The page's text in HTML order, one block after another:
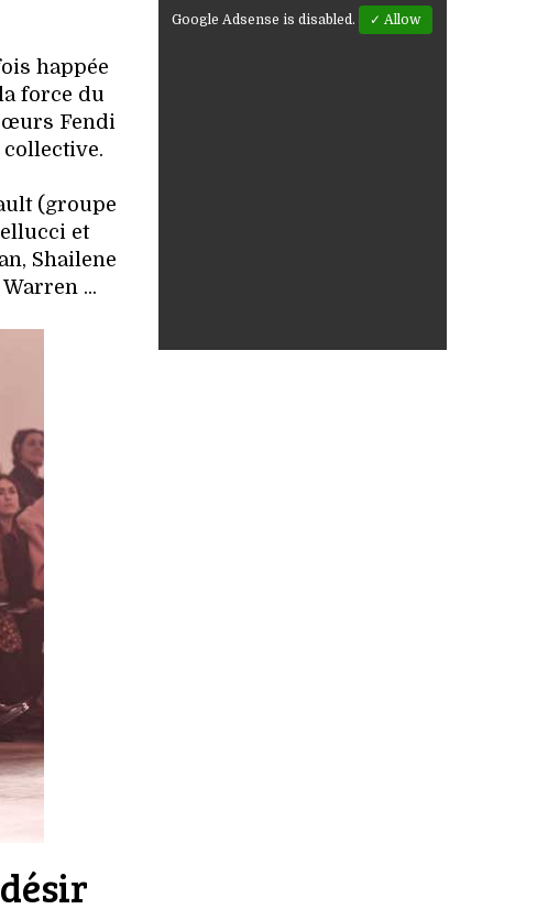
happée
force du
Fendi
(groupe
et
Shailene
...
Google Adsense is disabled. ✓ Allow